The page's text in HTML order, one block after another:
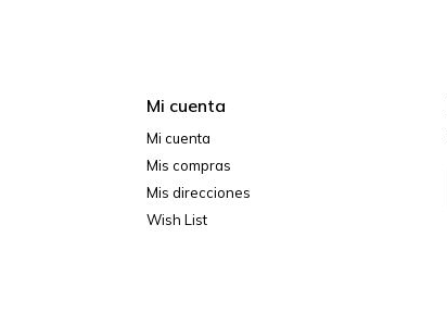
Mi cuenta
Mi cuenta
Mis compras
Mis direcciones
Wish List